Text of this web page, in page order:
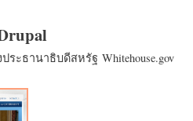
ระธานาธิบดีสหรัฐ Whitehouse.gov